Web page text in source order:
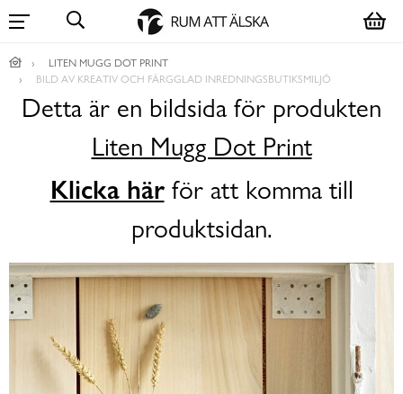
LITEN MUGG DOT PRINT
BILD AV KREATIV OCH FÄRGGLAD INREDNINGSBUTIKSMILJÖ
Detta är en bildsida för produkten
Liten Mugg Dot Print
Klicka härför att komma till
produktsidan.